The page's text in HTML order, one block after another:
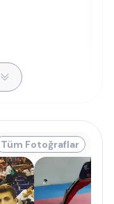
Tüm Fotoğraflar